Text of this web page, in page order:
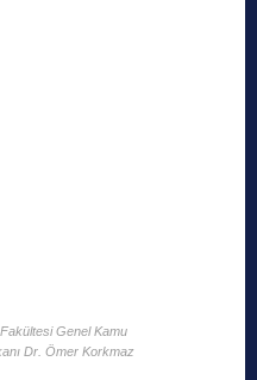
Genel Kamu
Dr. Ömer Korkmaz